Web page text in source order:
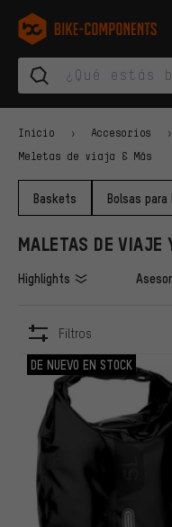
Saltar a la navegación
Saltar a la navegación de
Saltar al contenido
Saltar a marcas y al boletín
Saltar al pie de página
bike-components.de
Inicio Accesorios
Meletas de viaja & Más
Baskets Bolsas
MALETAS DE VIAJE
Highlights
Filtros
ARTÍCULOS
DE NUEVO EN STOCK